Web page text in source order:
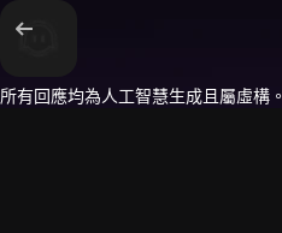
所有回應均為人工智慧生成且屬虛構。